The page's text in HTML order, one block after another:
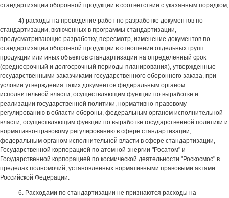
стандартизации оборонной продукции в соответствии с указанным порядком;
4) расходы на проведение работ по разработке документов по
стандартизации, включенных в программы стандартизации,
предусматривающие разработку, пересмотр, изменение документов по
стандартизации оборонной продукции в отношении отдельных групп
продукции или иных объектов стандартизации на определенный срок
(среднесрочный и долгосрочный периоды планирования), утвержденные
государственными заказчиками государственного оборонного заказа, при
условии утверждения таких документов федеральным органом
исполнительной власти, осуществляющим функции по выработке и
реализации государственной политики, нормативно-правовому
регулированию в области обороны, федеральным органом исполнительной
власти, осуществляющим функции по выработке государственной политики и
нормативно-правовому регулированию в сфере стандартизации,
федеральным органом исполнительной власти в сфере стандартизации,
Государственной корпорацией по атомной энергии "Росатом" и
Государственной корпорацией по космической деятельности "Роскосмос" в
пределах полномочий, установленных нормативными правовыми актами
Российской Федерации.
6. Расходами по стандартизации не признаются расходы на